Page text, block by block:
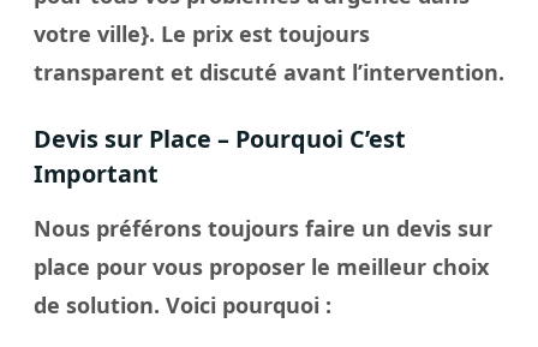
votre ville}. Le prix est toujours
transparent et discuté avant l’intervention.
Devis sur Place – Pourquoi C’est
Important
Nous préférons toujours faire un devis sur
place pour vous proposer le meilleur choix
de solution. Voici pourquoi :